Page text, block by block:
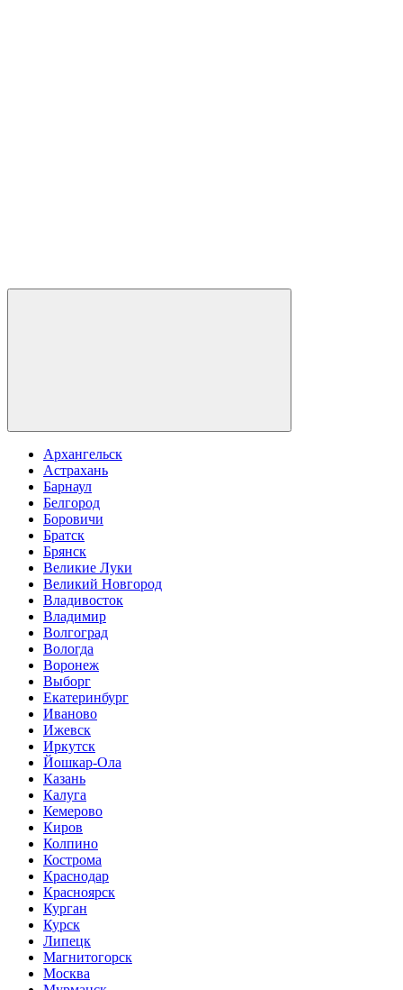
Архангельск
Астрахань
Барнаул
Белгород
Боровичи
Братск
Брянск
Великие Луки
Великий Новгород
Владивосток
Владимир
Волгоград
Вологда
Воронеж
Выборг
Екатеринбург
Иваново
Ижевск
Иркутск
Йошкар-Ола
Казань
Калуга
Кемерово
Киров
Колпино
Кострома
Краснодар
Красноярск
Курган
Курск
Липецк
Магнитогорск
Москва